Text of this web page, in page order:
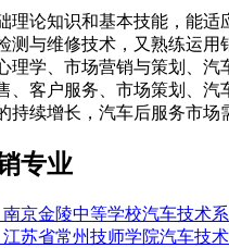
理论知识和基本技能，能
测与维修技术，又熟练运
理学、市场营销与策划、
、客户服务、市场策划、
持续增长，汽车后服务市场
专业
南京金陵中等学校汽车技术
江苏省常州技师学院汽车技